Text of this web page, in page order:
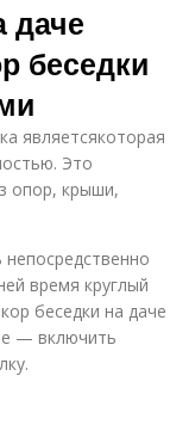
даче
беседки
являетсякоторая
Это
опор, крыши,
время круглый
беседки на даче
— включить